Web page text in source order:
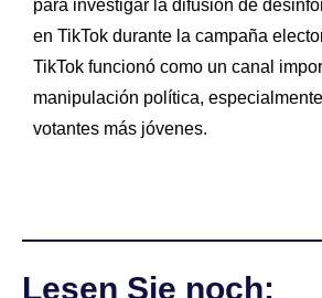
para investigar la difusión de
en TikTok durante la campaña
TikTok funcionó como un canal
manipulación política,
votantes más jóvenes.
Lesen Sie noch: